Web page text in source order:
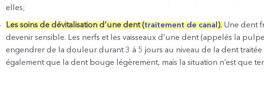
elles;
Les soins de dévitalisation d’une dent (traitement de canal ). Une dent
devenir sensible. Les nerfs et les vaisseaux d’une dent (appelés la
engendrer de la douleur durant 3 à 5 jours au niveau de la dent traitée
également que la dent bouge légèrement, mais la situation n’est que